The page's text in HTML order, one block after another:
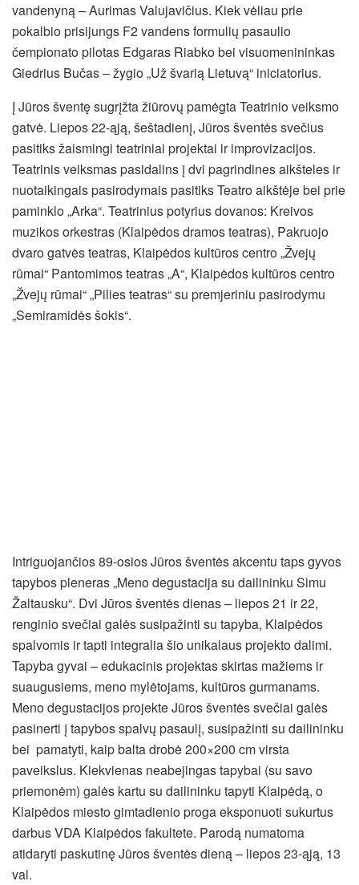
vandenyną – Aurimas Valujavičius. Kiek vėliau prie
pokalbio prisijungs F2 vandens formulių pasaulio
čempionato pilotas Edgaras Riabko bei visuomenininkas
Giedrius Bučas – žygio „Už švarią Lietuvą“ iniciatorius.
Į Jūros šventę sugrįžta žiūrovų pamėgta Teatrinio veiksmo
gatvė. Liepos 22-ąją, šeštadienį, Jūros šventės svečius
pasitiks žaismingi teatriniai projektai ir improvizacijos.
Teatrinis veiksmas pasidalins į dvi pagrindines aikšteles ir
nuotaikingais pasirodymais pasitiks Teatro aikštėje bei prie
paminklo „Arka“. Teatrinius potyrius dovanos: Kreivos
muzikos orkestras (Klaipėdos dramos teatras), Pakruojo
dvaro gatvės teatras, Klaipėdos kultūros centro „Žvejų
rūmai“ Pantomimos teatras „A“, Klaipėdos kultūros centro
„Žvejų rūmai“ „Pilies teatras“ su premjeriniu pasirodymu
„Semiramidės šokis“.
Intriguojančios 89-osios Jūros šventės akcentu taps gyvos
tapybos pleneras „Meno degustacija su dailininku Simu
Žaltausku“. Dvi Jūros šventės dienas – liepos 21 ir 22,
renginio svečiai galės susipažinti su tapyba, Klaipėdos
spalvomis ir tapti integralia šio unikalaus projekto dalimi.
Tapyba gyvai – edukacinis projektas skirtas mažiems ir
suaugusiems, meno mylėtojams, kultūros gurmanams.
Meno degustacijos projekte Jūros šventės svečiai galės
pasinerti į tapybos spalvų pasaulį, susipažinti su dailininku
bei pamatyti, kaip balta drobė 200×200 cm virsta
paveikslus. Kiekvienas neabejingas tapybai (su savo
priemonėm) galės kartu su dailininku tapyti Klaipėdą, o
Klaipėdos miesto gimtadienio proga eksponuoti sukurtus
darbus VDA Klaipėdos fakultete. Parodą numatoma
atidaryti paskutinę Jūros šventės dieną – liepos 23-ąją, 13
val.